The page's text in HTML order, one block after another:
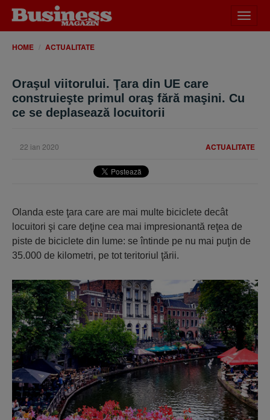
meniu
HOME ACTUALITATE
Oraşul viitorului. Ţara din UE care
construieşte primul oraş fără maşini. Cu
ce se deplasează locuitorii
ACTUALITATE
22 ian 2020
Olanda este ţara care are mai multe biciclete decât
locuitori şi care deţine cea mai impresionantă reţea de
piste de biciclete din lume: se întinde pe nu mai puţin de
35.000 de kilometri, pe tot teritoriul ţării.